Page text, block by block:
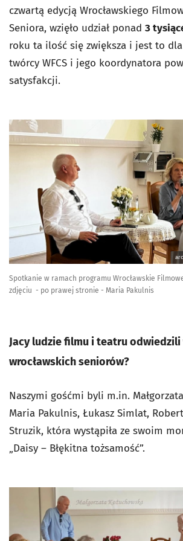
czwartą edycją Wrocławskiego
Seniora, wzięło udział ponad 3
roku ta ilość się zwiększa i jest to
twórcy WFCS i jego koordynatora
satysfakcji.
Spotkanie w ramach programu Wrocławskie
zdjęciu - po prawej stronie - Maria Pakulnis
Jacy ludzie filmu i teatru
wrocławskich seniorów?
Naszymi gośćmi byli m.in.
Maria Pakulnis, Łukasz Simlat,
Struzik, która wystąpiła ze swoim
„Daisy – Błękitna tożsamość”.